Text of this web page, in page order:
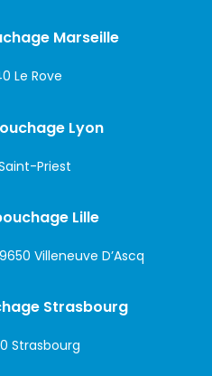
Marseille
Le Rove
Lyon
Priest
Lille
Villeneuve D’Ascq
Strasbourg
Strasbourg